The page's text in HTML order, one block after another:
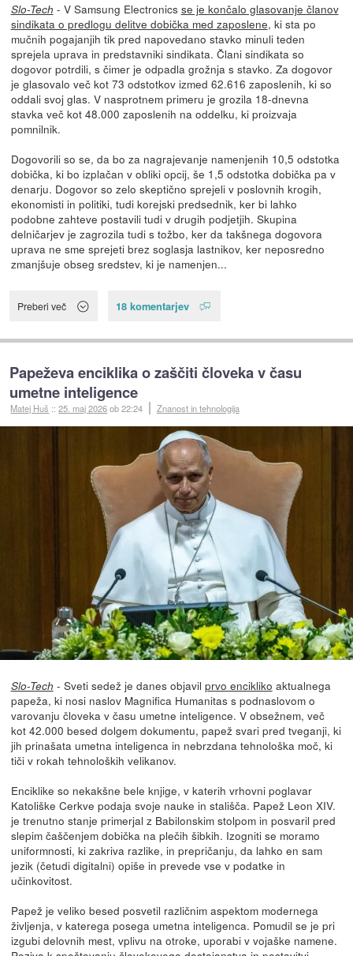
Slo-Tech - V Samsung Electronics se je končalo glasovanje članov
sindikata o predlogu delitve dobička med zaposlene, ki sta po
mučnih pogajanjih tik pred napovedano stavko minuli teden
sprejela uprava in predstavniki sindikata. Člani sindikata so
dogovor potrdili, s čimer je odpadla grožnja s stavko. Za dogovor
je glasovalo več kot 73 odstotkov izmed 62.616 zaposlenih, ki so
oddali svoj glas. V nasprotnem primeru je grozila 18-dnevna
stavka več kot 48.000 zaposlenih na oddelku, ki proizvaja
pomnilnik.
Dogovorili so se, da bo za nagrajevanje namenjenih 10,5 odstotka
dobička, ki bo izplačan v obliki opcij, še 1,5 odstotka dobička pa v
denarju. Dogovor so zelo skeptično sprejeli v poslovnih krogih,
ekonomisti in politiki, tudi korejski predsednik, ker bi lahko
podobne zahteve postavili tudi v drugih podjetjih. Skupina
delničarjev je zagrozila tudi s tožbo, ker da takšnega dogovora
uprava ne sme sprejeti brez soglasja lastnikov, ker neposredno
zmanjšuje obseg sredstev, ki je namenjen...
Preberi več 18 komentarjev
Papeževa enciklika o zaščiti človeka v času
umetne inteligence
Matej Huš ::25. maj 2026ob 22:24 Znanost in tehnologija
Slo-Tech - Sveti sedež je danes objavil prvo encikliko aktualnega
papeža, ki nosi naslov Magnifica Humanitas s podnaslovom o
varovanju človeka v času umetne inteligence. V obsežnem, več
kot 42.000 besed dolgem dokumentu, papež svari pred tveganji, ki
jih prinašata umetna inteligenca in nebrzdana tehnološka moč, ki
tiči v rokah tehnoloških velikanov.
Enciklike so nekakšne bele knjige, v katerih vrhovni poglavar
Katoliške Cerkve podaja svoje nauke in stališča. Papež Leon XIV.
je trenutno stanje primerjal z Babilonskim stolpom in posvaril pred
slepim čaščenjem dobička na plečih šibkih. Izogniti se moramo
uniformnosti, ki zakriva razlike, in prepričanju, da lahko en sam
jezik (četudi digitalni) opiše in prevede vse v podatke in
učinkovitost.
Papež je veliko besed posvetil različnim aspektom modernega
življenja, v katerega posega umetna inteligenca. Pomudil se je pri
izgubi delovnih mest, vplivu na otroke, uporabi v vojaške namene.